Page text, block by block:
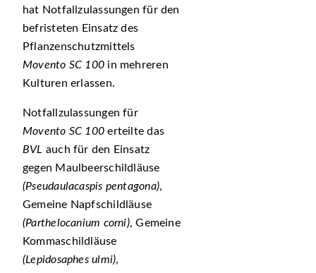
hat Notfallzulassungen für den
befristeten Einsatz des
Pflanzenschutzmittels
Movento SC 100 in mehreren
Kulturen erlassen.
Notfallzulassungen für
Movento SC 100 erteilte das
BVL auch für den Einsatz
gegen Maulbeerschildläuse
(Pseudaulacaspis pentagona),
Gemeine Napfschildläuse
(Parthelocanium corni), Gemeine
Kommaschildläuse
(Lepidosaphes ulmi),